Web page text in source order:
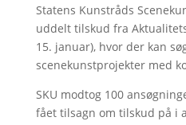
Statens Kunstråds
uddelt tilskud fra
15. januar), hvor der kan
scenekunstprojekter med
SKU modtog 100
fået tilsagn om tilskud på i